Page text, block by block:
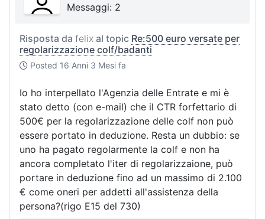
Messaggi: 2
Risposta da felix al topic Re:500 euro versate per
regolarizzazione colf/badanti
Posted 16 Anni 3 Mesi fa
Io ho interpellato l'Agenzia delle Entrate e mi è
stato detto (con e-mail) che il CTR forfettario di
500€ per la regolarizzazione delle colf non può
essere portato in deduzione. Resta un dubbio: se
uno ha pagato regolarmente la colf e non ha
ancora completato l'iter di regolarizzaione, può
portare in deduzione fino ad un massimo di 2.100
€ come oneri per addetti all'assistenza della
persona?(rigo E15 del 730)